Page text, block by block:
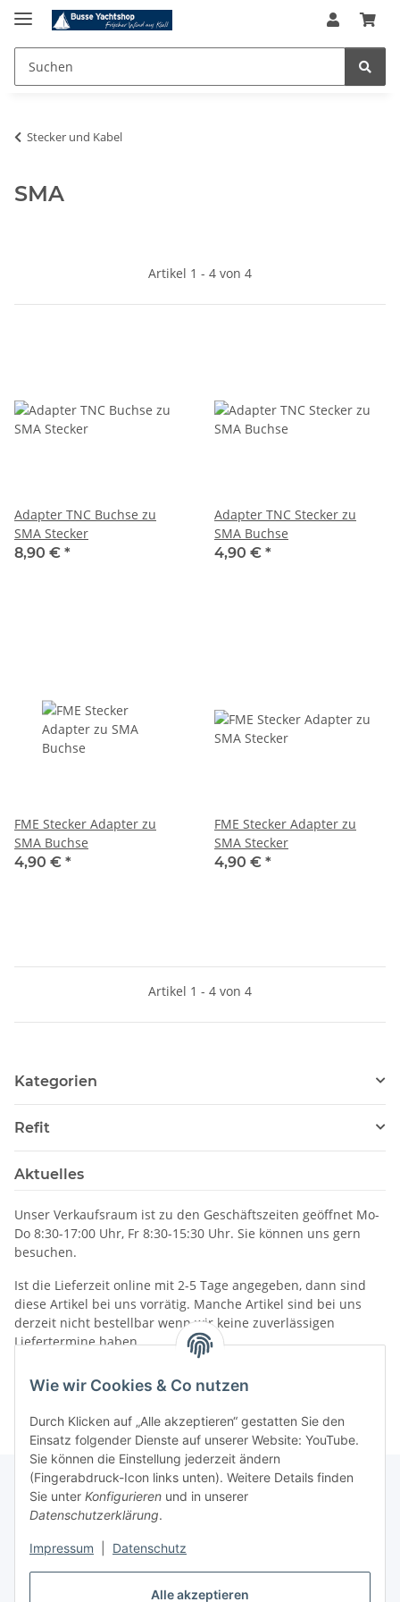
Alle akzeptieren
Wie wir Cookies & Co nutzen
Durch Klicken auf „Alle akzeptieren“ gestatten Sie den
Einsatz folgender Dienste auf unserer Website: YouTube.
Sie können die Einstellung jederzeit ändern
(Fingerabdruck-Icon links unten). Weitere Details finden
Sie unter Konfigurieren und in unserer
Datenschutzerklärung.
Impressum Datenschutz
Stecker und Kabel
SMA
Artikel 1 - 4 von 4
Adapter TNC Buchse zu
SMA Stecker
8,90 € *
Adapter TNC Stecker zu
SMA Buchse
4,90 € *
FME Stecker Adapter zu
SMA Buchse
4,90 € *
FME Stecker Adapter zu
SMA Stecker
4,90 € *
Artikel 1 - 4 von 4
Kategorien
Refit
Aktuelles
Unser Verkaufsraum ist zu den Geschäftszeiten geöffnet Mo-
Do 8:30-17:00 Uhr, Fr 8:30-15:30 Uhr. Sie können uns gern
besuchen.
Ist die Lieferzeit online mit 2-5 Tage angegeben, dann sind
diese Artikel bei uns vorrätig. Manche Artikel sind bei uns
derzeit nicht bestellbar wenn wir keine zuverlässigen
Liefertermine haben.
Gesetzliche Informationen
Vertrag widerrufen